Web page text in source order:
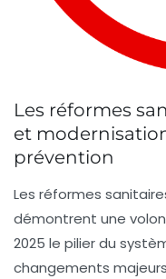
Les réformes
et
prévention
Les réformes
démontrent une
2025 le pilier du
changements